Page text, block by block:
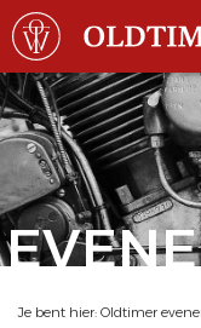
Je bent hier: Oldtimer